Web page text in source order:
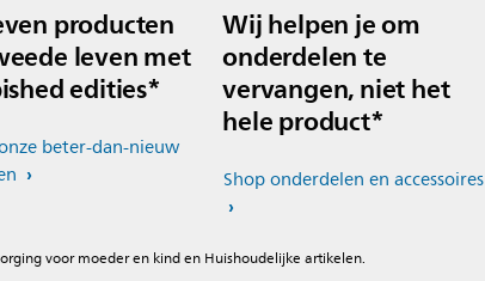
producten
leven met
edities*
beter-dan-nieuw
Wij helpen je om
onderdelen te
vervangen, niet het
hele product*
Shop onderdelen en accessoires
voor moeder en kind en Huishoudelijke artikelen.